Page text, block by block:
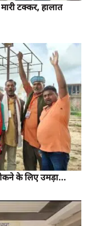
टक्कर, हालात
के लिए उमड़ा...